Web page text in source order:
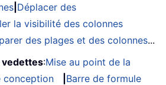
Déplacer des
la visibilité des colonnes
des plages et des colonnes...
vedettes:Mise au point de la
conception
Barre de formule